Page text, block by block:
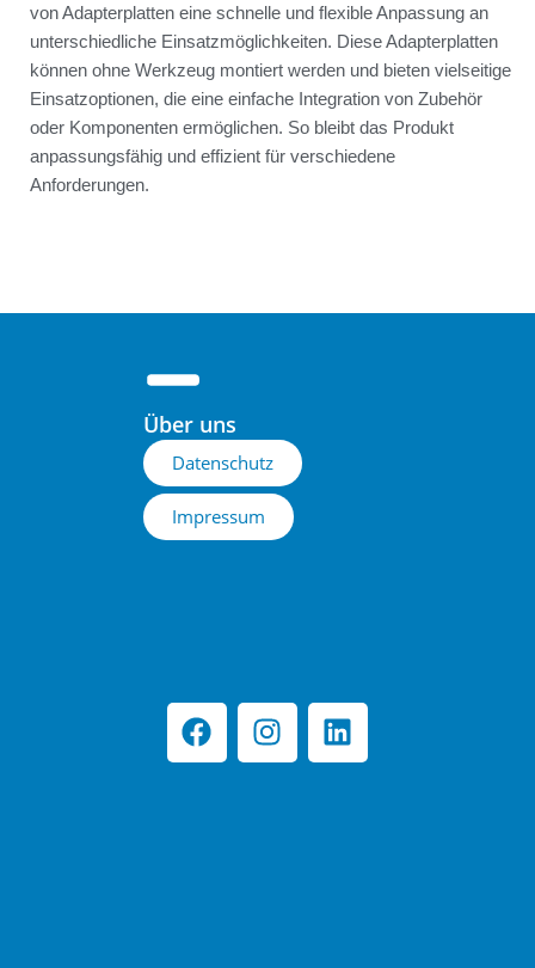
von Adapterplatten eine schnelle und flexible Anpassung an
unterschiedliche Einsatzmöglichkeiten. Diese Adapterplatten
können ohne Werkzeug montiert werden und bieten vielseitige
Einsatzoptionen, die eine einfache Integration von Zubehör
oder Komponenten ermöglichen. So bleibt das Produkt
anpassungsfähig und effizient für verschiedene
Anforderungen.
Über uns
Datenschutz
Impressum